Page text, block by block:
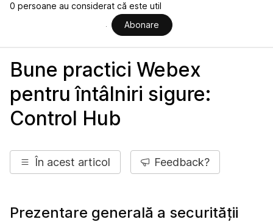
0 persoane au considerat că este util
Abonare
Bune practici Webex
pentru întâlniri sigure:
Control Hub
În acest articol Feedback?
Prezentare generală a securității